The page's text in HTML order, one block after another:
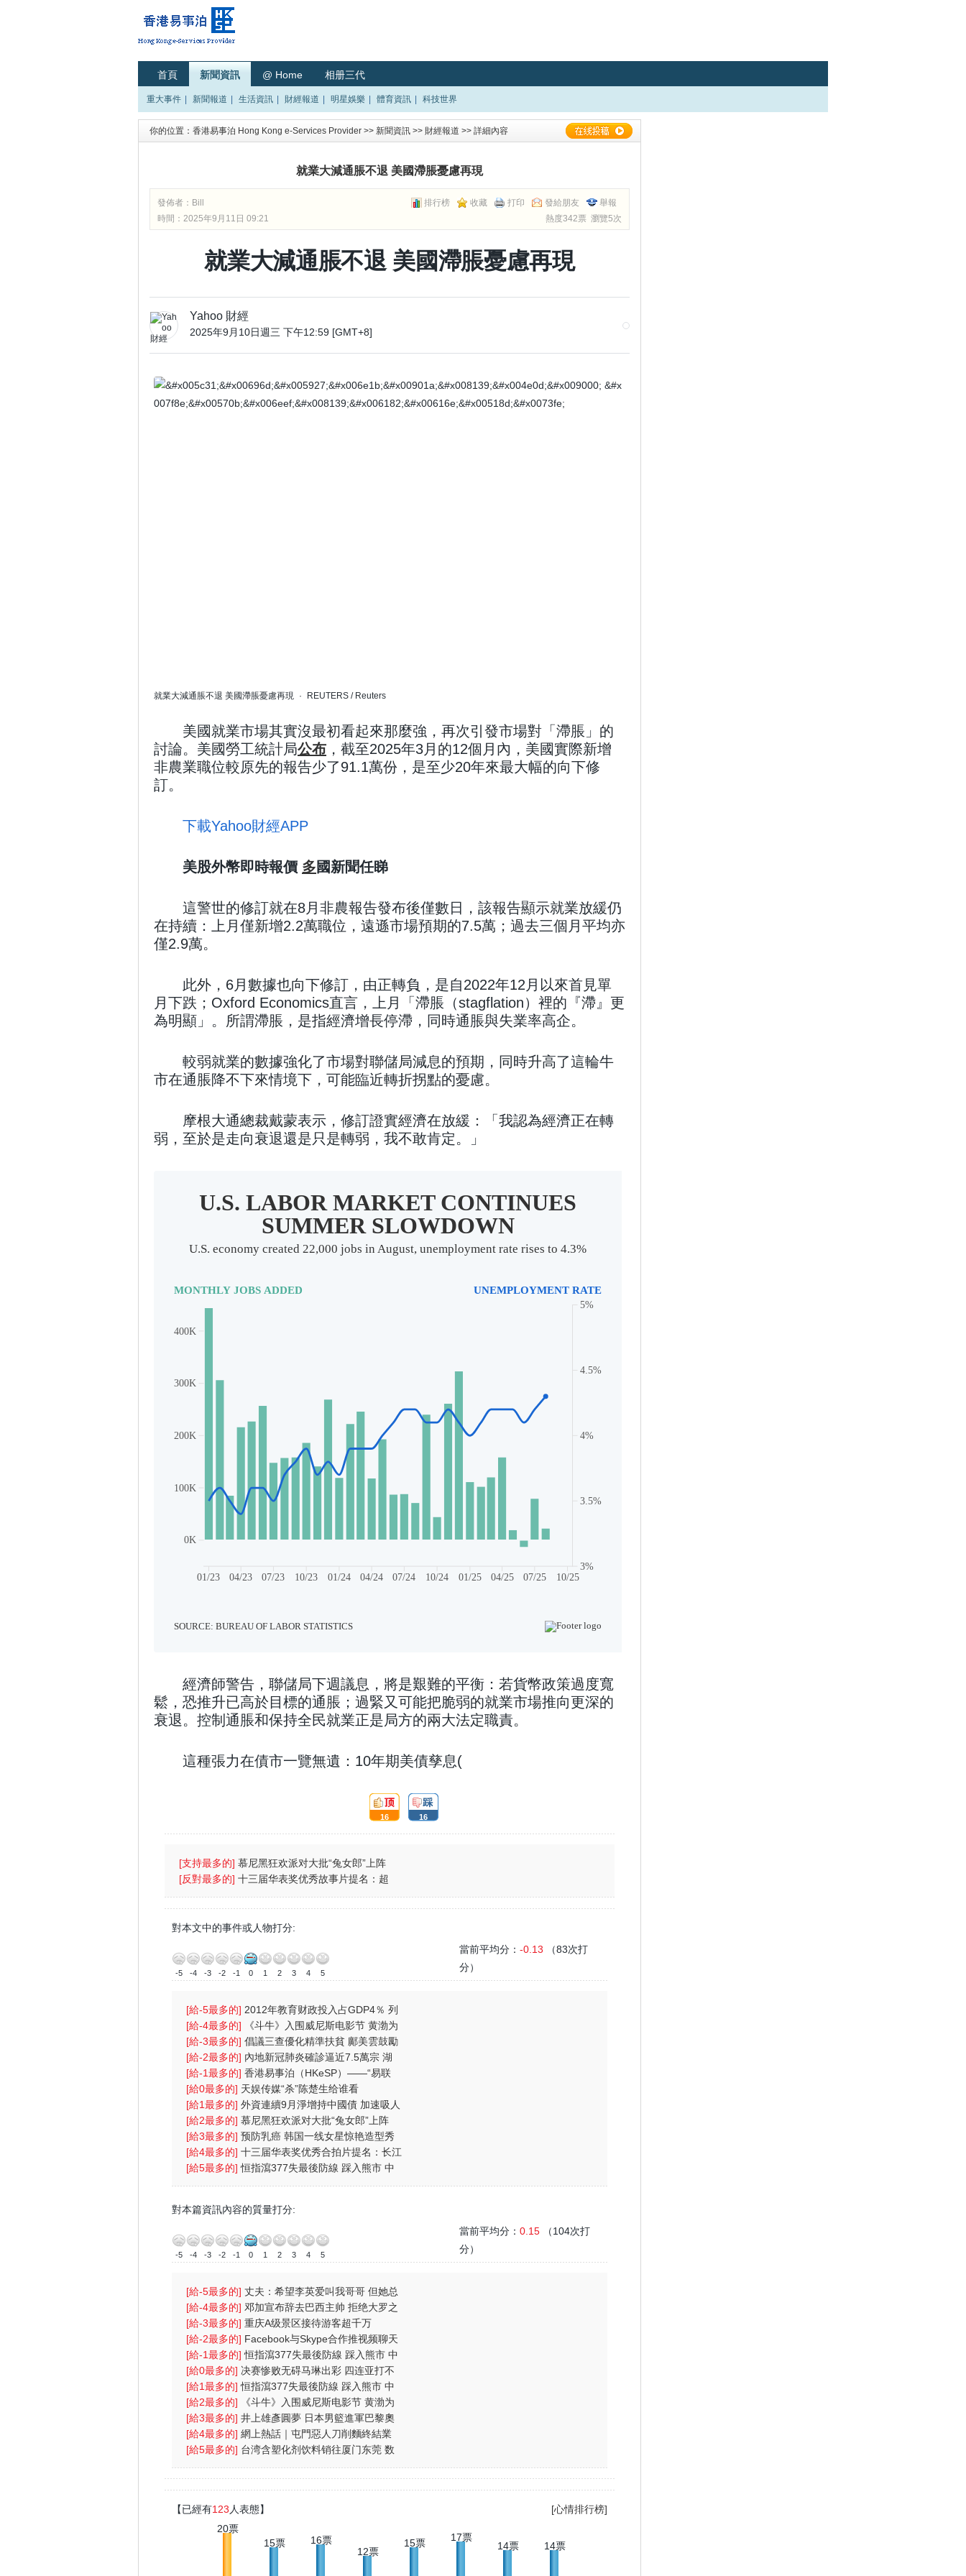
首頁 新聞資訊 @ Home 相册三代
重大事件 新聞報道 生活資訊 財經報道 明星娛樂 體育資訊 科技世界
你的位置： 香港易事泊 Hong Kong e-Services Provider >> 新聞資訊 >> 財經報道 >> 詳細內容
就業大減通脹不退 美國滯脹憂慮再現
排行榜 收藏 打印 發給朋友 舉報
發佈者： Bill
熱度342票 瀏覽5次
時間：2025年9月11日 09:21
就業大減通脹不退 美國滯脹憂慮再現
Yahoo 財經
2025年9月10日週三 下午12:59 [GMT+8]
就業大減通脹不退 美國滯脹憂慮再現 · REUTERS / Reuters
美國就業市場其實沒最初看起來那麼強，再次引發市場對「滯脹」的
討論。美國勞工統計局公布 ，截至2025年3月的12個月內，美國實際新增
非農業職位較原先的報告少了91.1萬份，是至少20年來最大幅的向下修
訂。
下載Yahoo財經APP
美股外幣即時報價 多國新聞任睇
這警世的修訂就在8月非農報告發布後僅數日，該報告顯示就業放緩仍
在持續：上月僅新增2.2萬職位，遠遜市場預期的7.5萬；過去三個月平均亦
僅2.9萬。
此外，6月數據也向下修訂，由正轉負，是自2022年12月以來首見單
月下跌；Oxford Economics直言，上月「滯脹（stagflation）裡的『滯』更
為明顯」。所謂滯脹，是指經濟增長停滯，同時通脹與失業率高企。
較弱就業的數據強化了市場對聯儲局減息的預期，同時升高了這輪牛
市在通脹降不下來情境下，可能臨近轉折拐點的憂慮。
摩根大通總裁戴蒙表示，修訂證實經濟在放緩：「我認為經濟正在轉
弱，至於是走向衰退還是只是轉弱，我不敢肯定。」
經濟師警告，聯儲局下週議息，將是艱難的平衡：若貨幣政策過度寬
鬆，恐推升已高於目標的通脹；過緊又可能把脆弱的就業市場推向更深的
衰退。控制通脹和保持全民就業正是局方的兩大法定職責。
這種張力在債市一覽無遺：10年期美債孳息(
頂
: 16
踩
: 16
[支持最多的] 慕尼黑狂欢派对大批“兔女郎”上阵
(图)
[反對最多的] 十三届华表奖优秀故事片提名：超
强台风
對本文中的事件或人物打分:
-5 -4 -3 -2 -1 0 1 2 3 4 5
當前平均分： -0.13 （83次打
分）
[給-5最多的] 2012年教育财政投入占GDP4％ 列
财政支出首位
[給-4最多的]
《斗牛》入围威尼斯电影节 黄渤为
戏受伤一
[給-3最多的] 倡議三查優化精準扶貧 鄺美雲鼓勵
中港學生
[給-2最多的] 內地新冠肺炎確診逼近7.5萬宗 湖
北逾2000人
[給-1最多的] 香港易事泊（HKeSP）——“易联
（eLink）”项目
[給0最多的] 天娱传媒“杀”陈楚生给谁看
[給1最多的] 外資連續9月淨增持中國債 加速吸人
幣資產
[給2最多的] 慕尼黑狂欢派对大批“兔女郎”上阵
(图)
[給3最多的] 预防乳癌 韩国一线女星惊艳造型秀
(图)
[給4最多的] 十三届华表奖优秀合拍片提名：长江
七号
[給5最多的]恒指瀉377失最後防線 踩入熊市 中
央放水無
對本篇資訊內容的質量打分:
-5 -4 -3 -2 -1 0 1 2 3 4 5
當前平均分： 0.15 （104次打
分）
[給-5最多的] 丈夫：希望李英爱叫我哥哥 但她总
叫我总裁先
[給-4最多的] 邓加宣布辞去巴西主帅 拒绝大罗之
人含恨离
[給-3最多的] 重庆A级景区接待游客超千万
[給-2最多的] Facebook与Skype合作推视频聊天
功能
[給-1最多的]恒指瀉377失最後防線 踩入熊市 中
央放水無
[給0最多的] 决赛惨败无碍马琳出彩 四连亚打不
倒奥运会
[給1最多的]恒指瀉377失最後防線 踩入熊市 中
央放水無
[給2最多的]
《斗牛》入围威尼斯电影节 黄渤为
戏受伤一
[給3最多的] 井上雄彥圓夢 日本男籃進軍巴黎奧
運
[給4最多的] 網上熱話｜屯門惡人刀削麵終結業
網民：為兩蚊
[給5最多的] 台湾含塑化剂饮料销往厦门东莞 数
量约五六
[心情排行榜]
【已經有123 人表態】
20票
15票
16票
12票
15票 17票
14票 14票